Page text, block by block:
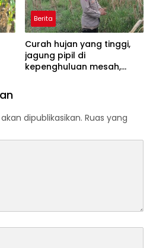
Berita
Curah hujan yang tinggi,
jagung pipil di
kepenghuluan mesah,
cepat turun langsung
meninjau kelapangan
dipublikasikan. Ruas yang